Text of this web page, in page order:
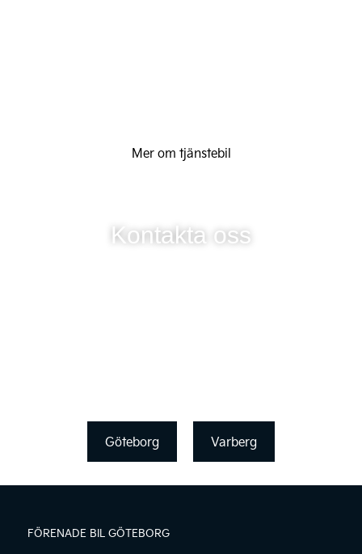
Mer om tjänstebil
Kontakta oss
Göteborg Varberg
FÖRENADE BIL GÖTEBORG